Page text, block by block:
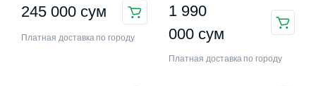
245 000 сум
Платная доставка по городу
1 990
000 сум
Платная доставка по городу